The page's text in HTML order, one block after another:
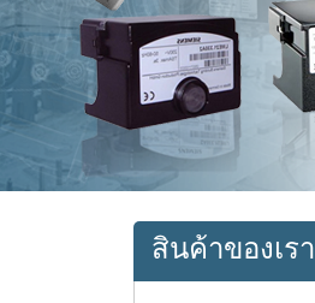
สินค้าของเรา